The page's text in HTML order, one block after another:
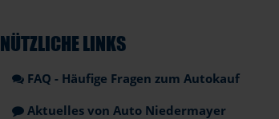
NÜTZLICHE LINKS
FAQ - Häufige Fragen zum Autokauf
Aktuelles von Auto Niedermayer